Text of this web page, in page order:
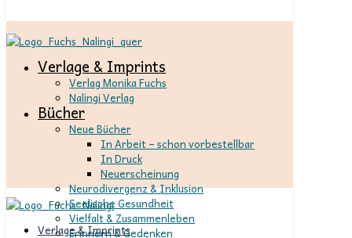
Verlage & Imprints
Verlag Monika Fuchs
Nalingi Verlag
Bücher
Neue Bücher
In Arbeit – schon vorbestellbar
In Druck
Neuerscheinung
Neurodivergenz & Inklusion
Seelische Gesundheit
Vielfalt & Zusammenleben
Erinnern & Gedenken
Verlage & Imprints